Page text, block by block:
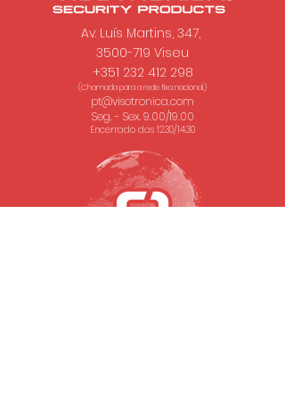
Av. Luís Martins, 347,
3500-719 Viseu
+351 232 412 298
(Chamada para a rede fixa nacional.)
pt@visotronica.com
Seg. - Sex. 9.00/19.00
Encerrado das 12.30/14.30